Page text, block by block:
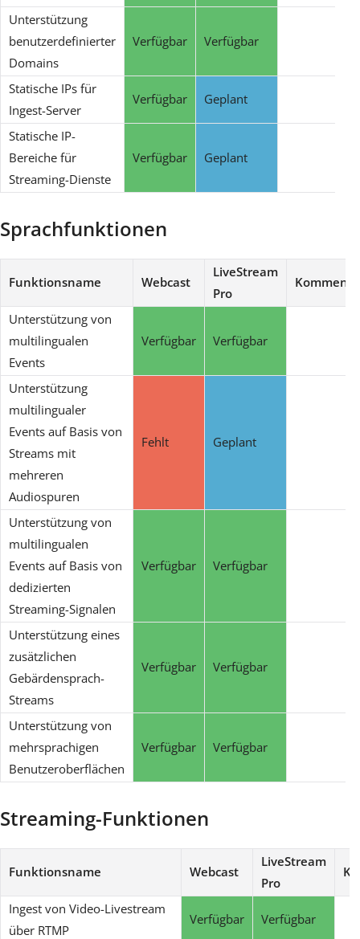
Unterstützung
benutzerdefinierter
Domains
Verfügbar Verfügbar
Statische IPs für
Ingest-Server
Verfügbar Geplant
Statische IP-
Bereiche für
Streaming-Dienste
Verfügbar Geplant
Sprachfunktionen
Funktionsname Webcast
LiveStream
Pro
Unterstützung von
multilingualen
Events
Verfügbar Verfügbar
Unterstützung
multilingualer
Events auf Basis von
Streams mit
mehreren
Audiospuren
Fehlt Geplant
Unterstützung von
multilingualen
Events auf Basis von
dedizierten
Streaming-Signalen
Verfügbar Verfügbar
Unterstützung eines
zusätzlichen
Gebärdensprach-
Streams
Verfügbar Verfügbar
Unterstützung von
mehrsprachigen
Benutzeroberflächen
Verfügbar Verfügbar
Streaming-Funktionen
Funktionsname Webcast
LiveStream
Pro
Ingest von Video-Livestream
über RTMP
Verfügbar Verfügbar